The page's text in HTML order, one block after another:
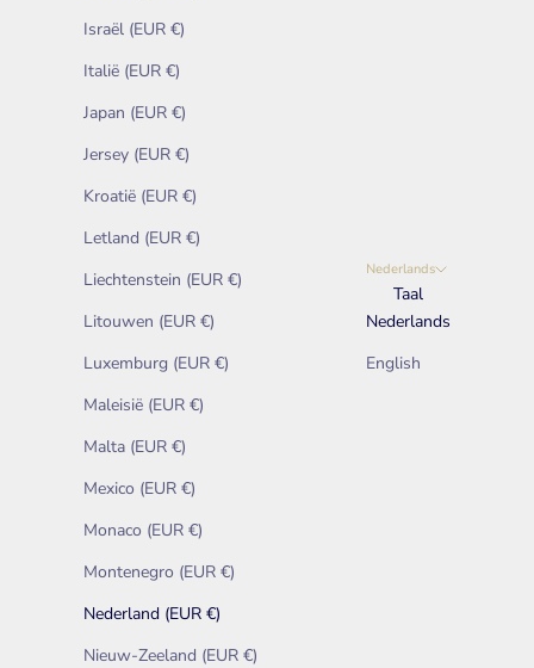
Israël (EUR €)
Italië (EUR €)
Japan (EUR €)
Jersey (EUR €)
Kroatië (EUR €)
Letland (EUR €)
Liechtenstein (EUR €)
Litouwen (EUR €)
Luxemburg (EUR €)
Maleisië (EUR €)
Malta (EUR €)
Mexico (EUR €)
Monaco (EUR €)
Montenegro (EUR €)
Nederland (EUR €)
Nieuw-Zeeland (EUR €)
Nederlands
Taal
Nederlands
English